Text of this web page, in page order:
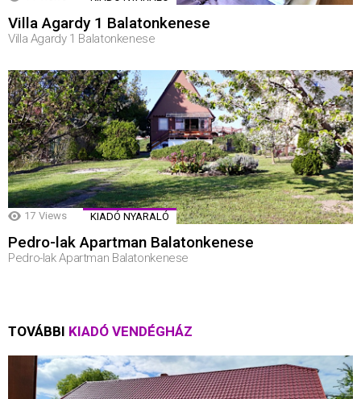
Villa Agardy 1 Balatonkenese
Villa Agardy 1 Balatonkenese
17 Views KIADÓ NYARALÓ
Pedro-lak Apartman Balatonkenese
Pedro-lak Apartman Balatonkenese
TOVÁBBI KIADÓ VENDÉGHÁZ